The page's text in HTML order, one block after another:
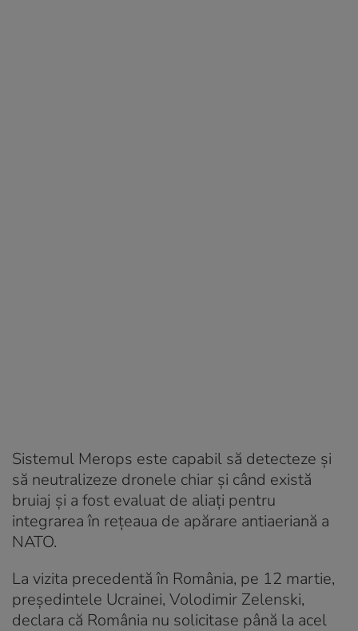
Sistemul Merops este capabil să detecteze și
să neutralizeze dronele chiar și când există
bruiaj și a fost evaluat de aliați pentru
integrarea în rețeaua de apărare antiaeriană a
NATO.
La vizita precedentă în România, pe 12 martie,
președintele Ucrainei, Volodimir Zelenski,
declara că România nu solicitase până la acel